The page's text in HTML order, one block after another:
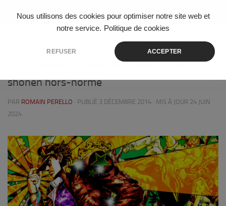
Nous utilisons des cookies pour optimiser notre site web et
notre service. Politique de cookies
REFUSER ACCEPTER
Skip to content
Jojo’s Bizarre Adventure, histoire d’un
shônen hors-norme
PAR ROMAIN PERELLO · PUBLIÉ 3 DÉCEMBRE 2014 · MIS À JOUR 24 JUIN
2024